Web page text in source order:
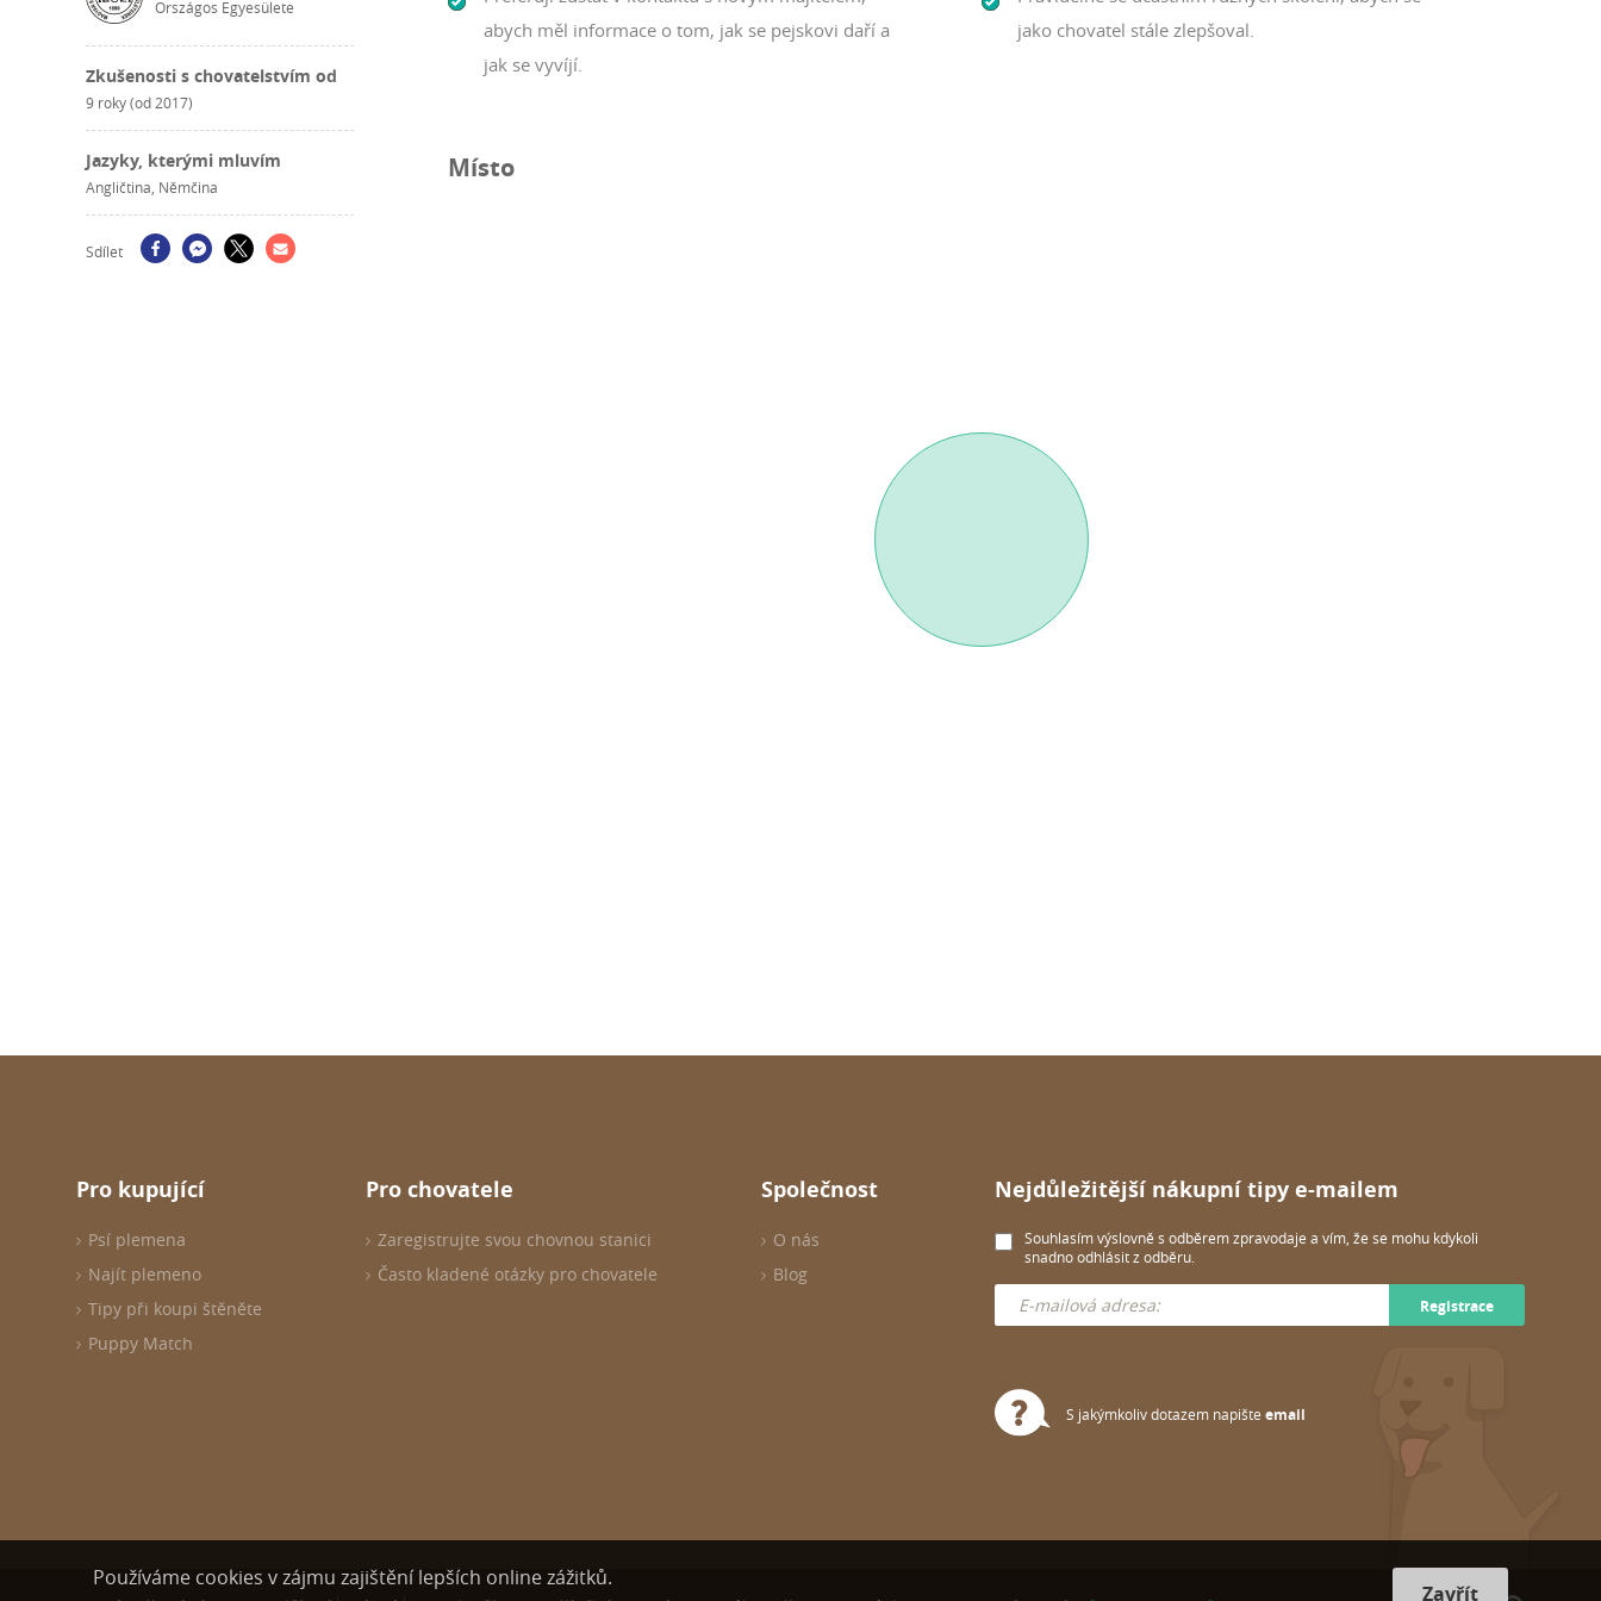
Országos Egyesülete
Zkušenosti s chovatelstvím od
9 roky (od 2017)
Jazyky, kterými mluvím
Angličtina, Němčina
Sdílet
abych měl informace o tom, jak se pejskovi daří a
jak se vyvíjí.
jako chovatel stále zlepšoval.
Místo
Pro kupující
Psí plemena
Najít plemeno
Tipy při koupi štěněte
Puppy Match
Pro chovatele
Zaregistrujte svou chovnou stanici
Často kladené otázky pro chovatele
Společnost
O nás
Blog
Nejdůležitější nákupní tipy e-mailem
Souhlasím výslovně s odběrem zpravodaje a vím, že se mohu kdykoli
snadno odhlásit z odběru.
Registrace
S jakýmkoliv dotazem napište email
Používáme cookies v zájmu zajištění lepších online zážitků.
Zavřít